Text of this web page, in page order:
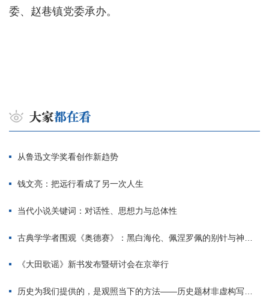
委、赵巷镇党委承办。
从鲁迅文学奖看创作新趋势
钱文亮：把远行看成了另一次人生
当代小说关键词：对话性、思想力与总体性
古典学学者围观《奥德赛》：黑白海伦、佩涅罗佩的别针与神秘入侵者
《大田歌谣》新书发布暨研讨会在京举行
历史为我们提供的，是观照当下的方法——历史题材非虚构写作多人谈